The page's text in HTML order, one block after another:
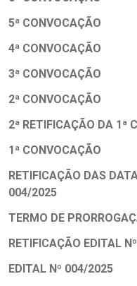
5ª CONVOCAÇÃO
4ª CONVOCAÇÃO
3ª CONVOCAÇÃO
2ª CONVOCAÇÃO
2ª RETIFICAÇÃO DA 1ª
1ª CONVOCAÇÃO
RETIFICAÇÃO DAS
004/2025
TERMO DE
RETIFICAÇÃO EDITAL
EDITAL Nº 004/2025